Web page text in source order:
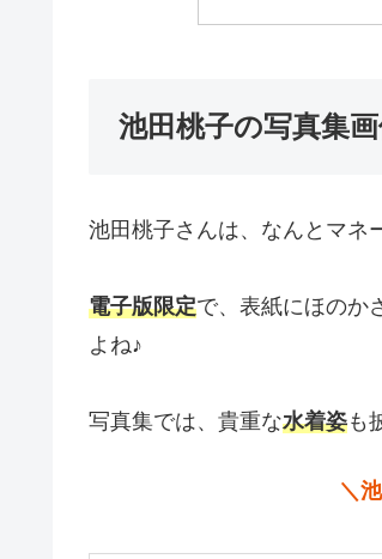
池田桃子の写真集
池田桃子さんは、なんとマネ
電子版限定で、表紙にほのか
よね♪
写真集では、貴重な水着姿も
＼